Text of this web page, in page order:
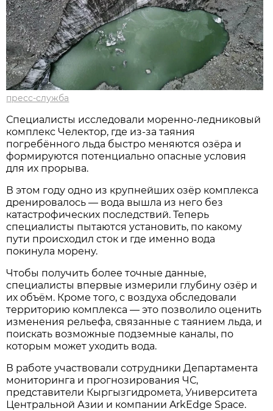
пресс-служба
Специалисты исследовали моренно-ледниковый
комплекс Челектор, где из-за таяния
погребённого льда быстро меняются озёра и
формируются потенциально опасные условия
для их прорыва.
В этом году одно из крупнейших озёр комплекса
дренировалось — вода вышла из него без
катастрофических последствий. Теперь
специалисты пытаются установить, по какому
пути происходил сток и где именно вода
покинула морену.
Чтобы получить более точные данные,
специалисты впервые измерили глубину озёр и
их объём. Кроме того, с воздуха обследовали
территорию комплекса — это позволило оценить
изменения рельефа, связанные с таянием льда, и
поискать возможные подземные каналы, по
которым может уходить вода.
В работе участвовали сотрудники Департамента
мониторинга и прогнозирования ЧС,
представители Кыргызгидромета, Университета
Центральной Азии и компании ArkEdge Space.